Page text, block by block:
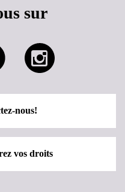
sur
nous!
vos droits